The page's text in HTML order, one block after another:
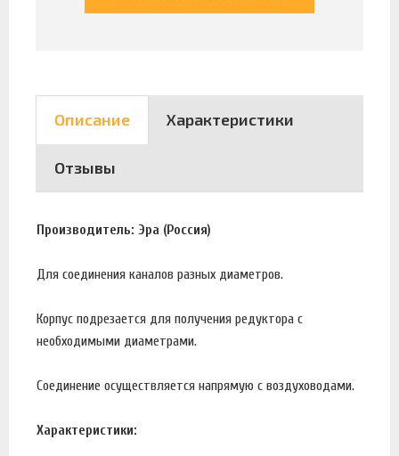
Описание Характеристики
Отзывы
Производитель: Эра (Россия)
Для соединения каналов разных диаметров.
Корпус подрезается для получения редуктора с
необходимыми диаметрами.
Соединение осуществляется напрямую с воздуховодами.
Характеристики: